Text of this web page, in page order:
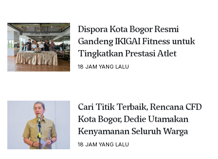
Dispora Kota Bogor Resmi
Gandeng IKIGAI Fitness untuk
Tingkatkan Prestasi Atlet
18 JAM YANG LALU
Cari Titik Terbaik, Rencana CFD
Kota Bogor, Dedie Utamakan
Kenyamanan Seluruh Warga
18 JAM YANG LALU